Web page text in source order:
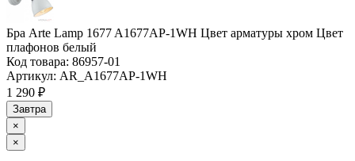
Бра Arte Lamp 1677 A1677AP-1WH Цвет арматуры хром Цвет
плафонов белый
Код товара: 86957-01
Артикул: AR_A1677AP-1WH
1 290 ₽
Завтра
×
×